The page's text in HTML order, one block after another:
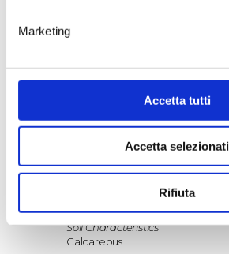
Marketing
Accetta tutti
Accetta selezionati
Rifiuta
Estate Characteristics
Variety
Padula di Geremia
Soil Characteristics
Calcareous